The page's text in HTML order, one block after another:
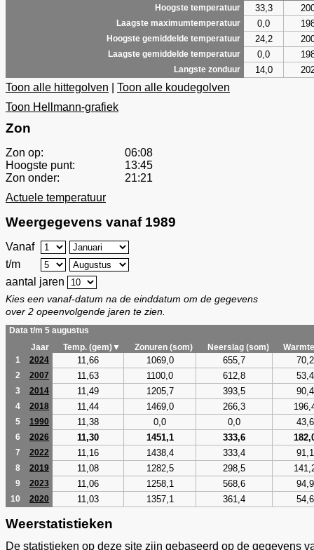
Hoogste temperatuur
33,3
Laagste maximumtemperatuur 0,0
Hoogste gemiddelde temperatuur 24,2
Laagste gemiddelde temperatuur 0,0
Langste zonduur 14,0
Toon alle hittegolven
Toon alle koudegolven
Toon Hellmann-grafiek
Zon
Zon op:
06:08
Hoogste punt:
13:45
Zon onder:
21:21
Actuele temperatuur
Weergegevens vanaf 1989
Vanaf
t/m
aantal jaren
Kies een vanaf-datum na de einddatum om de gegevens
over 2 opeenvolgende jaren te zien.
Data t/m 5 augustus
Jaar
Temp. (gem)▼ Zonuren (som) Neerslag (som)
1
2024 11,66 1069,0 655,7 70,2
2 2007 11,63 1100,0 612,8 53,4
3 2014 11,49 1205,7 393,5 90,4
4 2018 11,44 1469,0 266,3
5 1990 11,38 0,0 0,0 43,6
6 2026 11,30 1451,1 333,6
7 2022 11,16 1438,4 333,4 91,1
8 2019 11,08 1282,5 298,5
9 2023 11,06 1258,1 568,6 94,9
10 2020 11,03 1357,1 361,4 54,6
Weerstatistieken
De statistieken op deze site zijn gebaseerd op de gegevens